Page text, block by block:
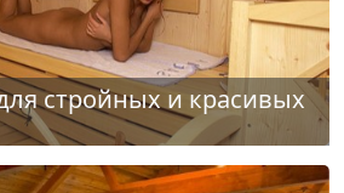
стройных и красивых